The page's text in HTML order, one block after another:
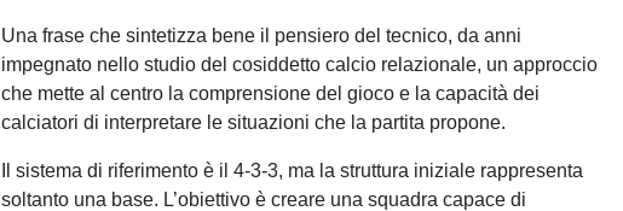
Una frase che sintetizza bene il pensiero del tecnico, da anni
impegnato nello studio del cosiddetto calcio relazionale, un approccio
che mette al centro la comprensione del gioco e la capacità dei
calciatori di interpretare le situazioni che la partita propone.
Il sistema di riferimento è il 4-3-3, ma la struttura iniziale rappresenta
soltanto una base. L’obiettivo è creare una squadra capace di